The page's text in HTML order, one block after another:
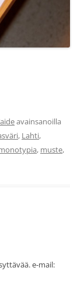
avainsanoilla
, Lahti,
, muste,
e-mail: